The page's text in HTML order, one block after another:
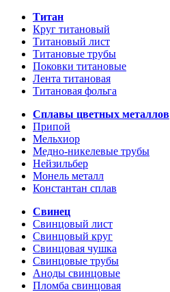
Титан
Круг титановый
Титановый лист
Титановые трубы
Поковки титановые
Лента титановая
Титановая фольга
Сплавы цветных металлов
Припой
Мельхиор
Медно-никелевые трубы
Нейзильбер
Монель металл
Константан сплав
Свинец
Свинцовый лист
Свинцовый круг
Свинцовая чушка
Свинцовые трубы
Аноды свинцовые
Пломба свинцовая